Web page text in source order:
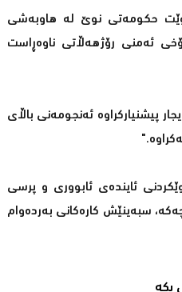
حكومه‌تی نوێ له‌ هاوبه‌شی
ئه‌منی رۆژهه‌ڵاتی ناوه‌ڕاست
پیشنیاركراوه‌ ئه‌نجومه‌نی باڵای
ئایندەی ئابووری و پرسی
سبەینێش کارەکانی بەردەوام